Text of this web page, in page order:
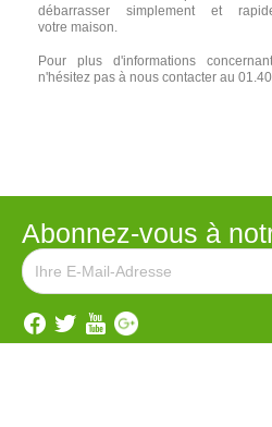
débarrasser simplement et
votre maison.
Pour plus d'informations
n'hésitez pas à nous contacter au
Abonnez-vous à